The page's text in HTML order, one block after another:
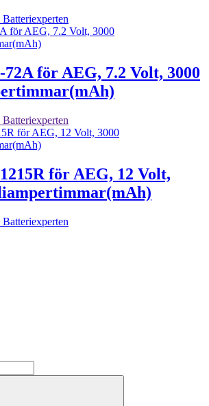
för AEG, 7.2 Volt, 3000
för AEG, 12 Volt,